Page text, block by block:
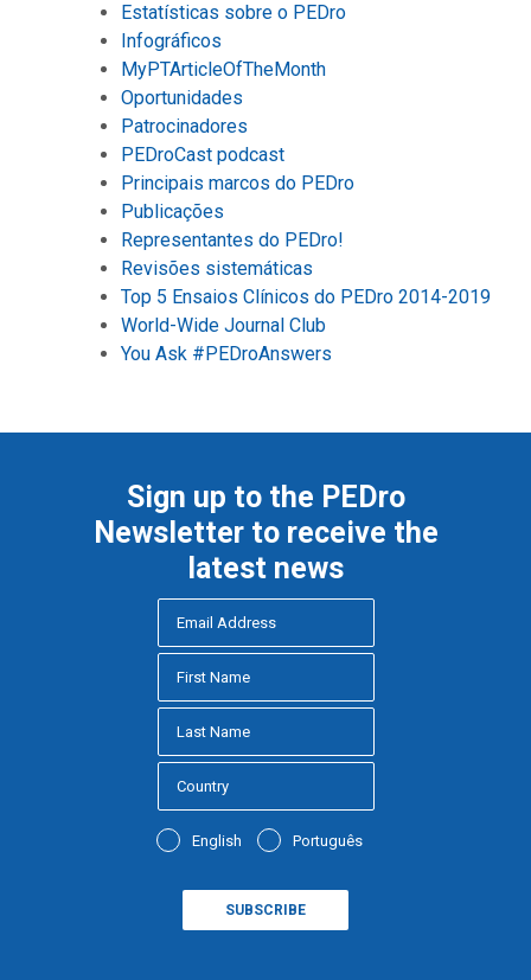
Estatísticas sobre o PEDro
Infográficos
MyPTArticleOfTheMonth
Oportunidades
Patrocinadores
PEDroCast podcast
Principais marcos do PEDro
Publicações
Representantes do PEDro!
Revisões sistemáticas
Top 5 Ensaios Clínicos do PEDro 2014-2019
World-Wide Journal Club
You Ask #PEDroAnswers
Sign up to the PEDro
Newsletter to receive the
latest news
English Português